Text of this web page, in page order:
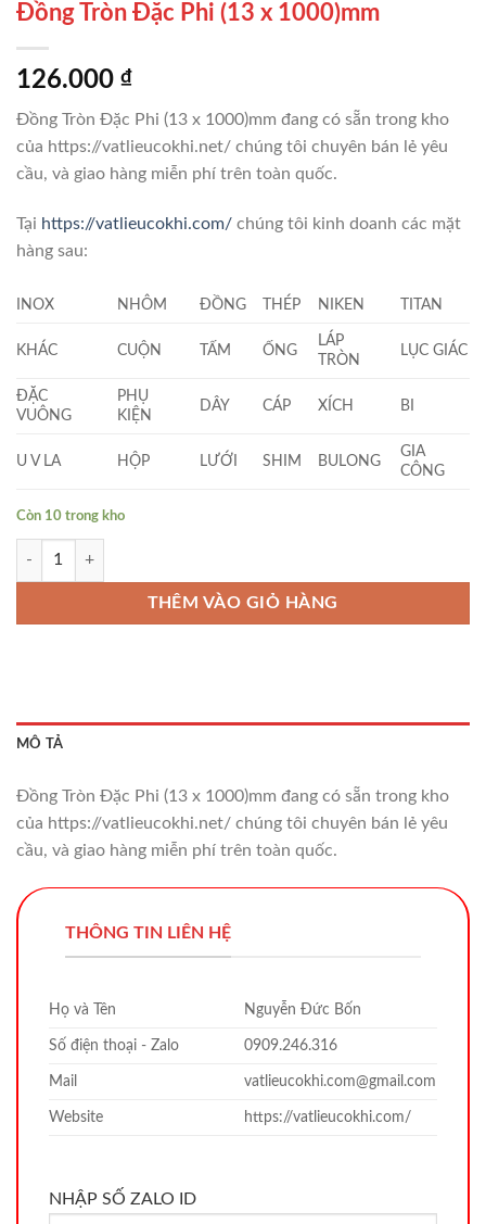
Đồng Tròn Đặc Phi (13 x 1000)mm
126.000 ₫
Đồng Tròn Đặc Phi (13 x 1000)mm đang có sẵn trong kho
của https://vatlieucokhi.net/ chúng tôi chuyên bán lẻ yêu
cầu, và giao hàng miễn phí trên toàn quốc.
Tại https://vatlieucokhi.com/ chúng tôi kinh doanh các mặt
hàng sau:
INOX NHÔM ĐỒNG THÉP NIKEN TITAN
KHÁC CUỘN TẤM ỐNG
LÁP
TRÒN
LỤC GIÁC
ĐẶC
VUÔNG
PHỤ
KIỆN
DÂY CÁP XÍCH BI
U V LA HỘP LƯỚI SHIM BULONG
GIA
CÔNG
Còn 10 trong kho
Đồng Tròn Đặc Phi (13 x 1000)mm số lượng
THÊM VÀO GIỎ HÀNG
MÔ TẢ
Đồng Tròn Đặc Phi (13 x 1000)mm đang có sẵn trong kho
của https://vatlieucokhi.net/ chúng tôi chuyên bán lẻ yêu
cầu, và giao hàng miễn phí trên toàn quốc.
THÔNG TIN LIÊN HỆ
Họ và Tên Nguyễn Đức Bốn
Số điện thoại - Zalo 0909.246.316
Mail vatlieucokhi.com@gmail.com
Website https://vatlieucokhi.com/
NHẬP SỐ ZALO ID